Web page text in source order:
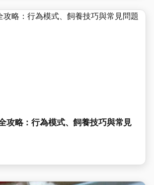
攻略：行為模式、飼養技巧與常見